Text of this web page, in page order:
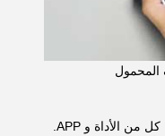
المحمول